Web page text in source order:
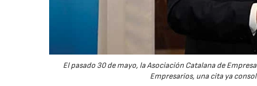
El pasado 30 de mayo, la Asociación Catalana de
Empresarios, una cita ya